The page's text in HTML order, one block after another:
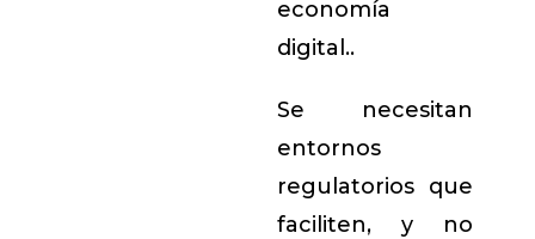
economía
digital..
Se necesitan
entornos
regulatorios que
faciliten, y no